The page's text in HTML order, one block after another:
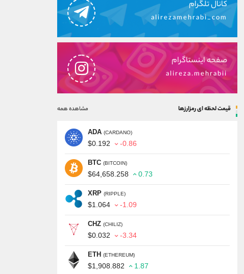
کانال تلگرام
alirezamehrabi_com
صفحه اینستاگرام
alireza.mehrabii
قیمت لحظه ای رمزارزها مشاهده همه
ADA (CARDANO)
$0.192 -0.86
BTC (BITCOIN)
$64,658.258 0.73
XRP (RIPPLE)
$1.064 -1.09
CHZ (CHILIZ)
$0.032 -3.34
ETH (ETHEREUM)
$1,908.882 1.87